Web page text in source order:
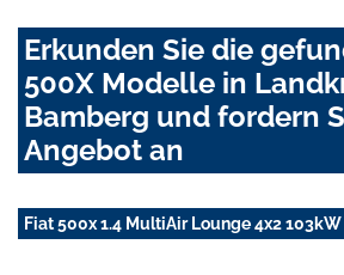
Erkunden Sie die
500X Modelle in
Bamberg und fordern
Angebot an
Fiat 500x 1.4 MultiAir Lounge 4x2 103kW